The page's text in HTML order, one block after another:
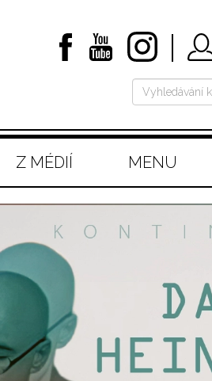
Z MÉDIÍ MENU